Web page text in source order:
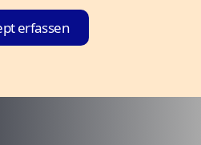
erfassen